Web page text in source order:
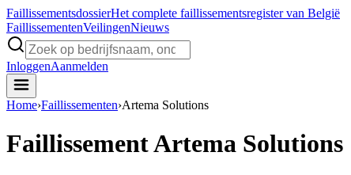
FaillissementsdossierHet complete faillissementsregister van België
FaillissementenVeilingenNieuws
InloggenAanmelden
Home›Faillissementen›Artema Solutions
FaillissementArtema Solutions